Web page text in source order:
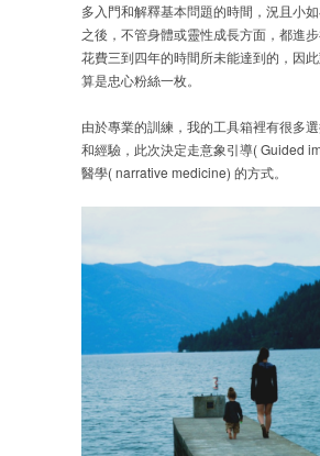
多入門和解釋基本問題的時間，況且小
之後，不管身體或靈性成長方面，都進
花費三到四年的時間所未能達到的，因此
算是忠心粉絲一枚。
由於專業的訓練，我的工具箱裡有很多
和經驗，此次決定走意象引導( Guided
醫學( narrative medicine) 的方式。